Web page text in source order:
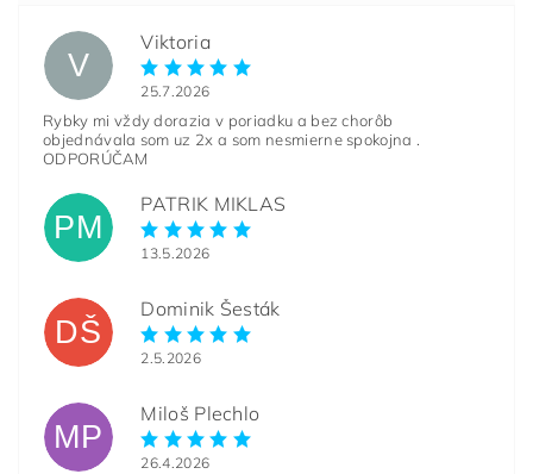
V
Viktoria
25.7.2026
Rybky mi vždy dorazia v poriadku a bez chorôb
objednávala som uz 2x a som nesmierne spokojna .
ODPORÚČAM
PM
PATRIK MIKLAS
13.5.2026
DŠ
Dominik Šesták
2.5.2026
MP
Miloš Plechlo
26.4.2026